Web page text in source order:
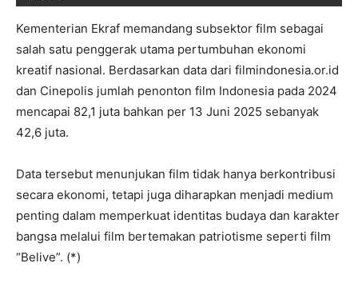
Kementerian Ekraf memandang subsektor film sebagai
salah satu penggerak utama pertumbuhan ekonomi
kreatif nasional. Berdasarkan data dari filmindonesia.or.id
dan Cinepolis jumlah penonton film Indonesia pada 2024
mencapai 82,1 juta bahkan per 13 Juni 2025 sebanyak
42,6 juta.
Data tersebut menunjukan film tidak hanya berkontribusi
secara ekonomi, tetapi juga diharapkan menjadi medium
penting dalam memperkuat identitas budaya dan karakter
bangsa melalui film bertemakan patriotisme seperti film
“Belive”. (*)